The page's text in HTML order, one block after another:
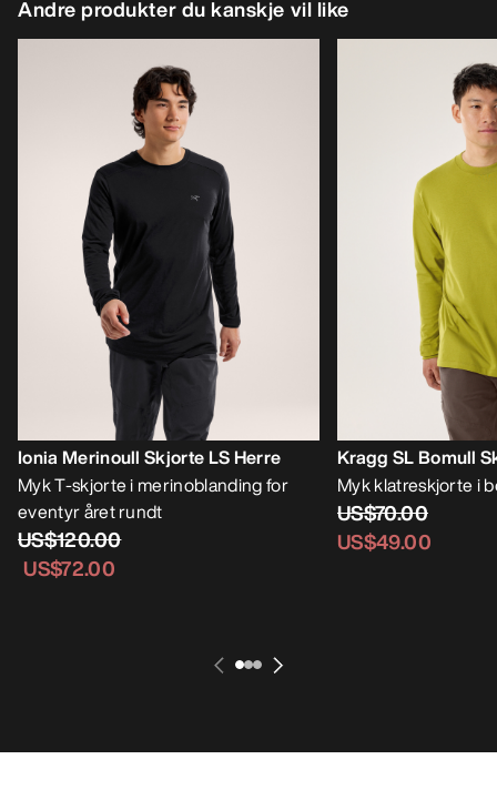
Andre produkter du kanskje vil like
Ionia Merinoull Skjorte LS Herre
Myk T-skjorte i merinoblanding for
eventyr året rundt
US$120.00
US$72.00
Kragg SL Bomull
Myk klatreskjorte i
US$70.00
US$49.00